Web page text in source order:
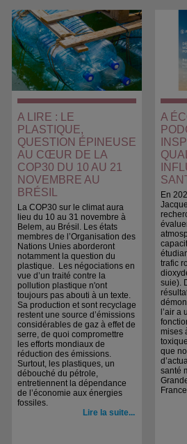
A LIRE : LE
PLASTIQUE,
QUESTION ÉPINEUSE
AU CŒUR DE LA
COP30 DU 10 AU 21
NOVEMBRE AU
BRÉSIL
La COP30 sur le climat aura
lieu du 10 au 31 novembre à
Belem, au Brésil. Les états
membres de l’Organisation des
Nations Unies aborderont
notamment la question du
plastique. Les négociations en
vue d’un traité contre la
pollution plastique n'ont
toujours pas abouti à un texte.
Sa production et sont recyclage
restent une source d’émissions
considérables de gaz à effet de
serre, de quoi compromettre
les efforts mondiaux de
réduction des émissions.
Surtout, les plastiques, un
débouché du pétrole,
entretiennent la dépendance
de l’économie aux énergies
fossiles.
Lire la suite...
A
En
trafic
suie).
l’air a
mises
que
santé